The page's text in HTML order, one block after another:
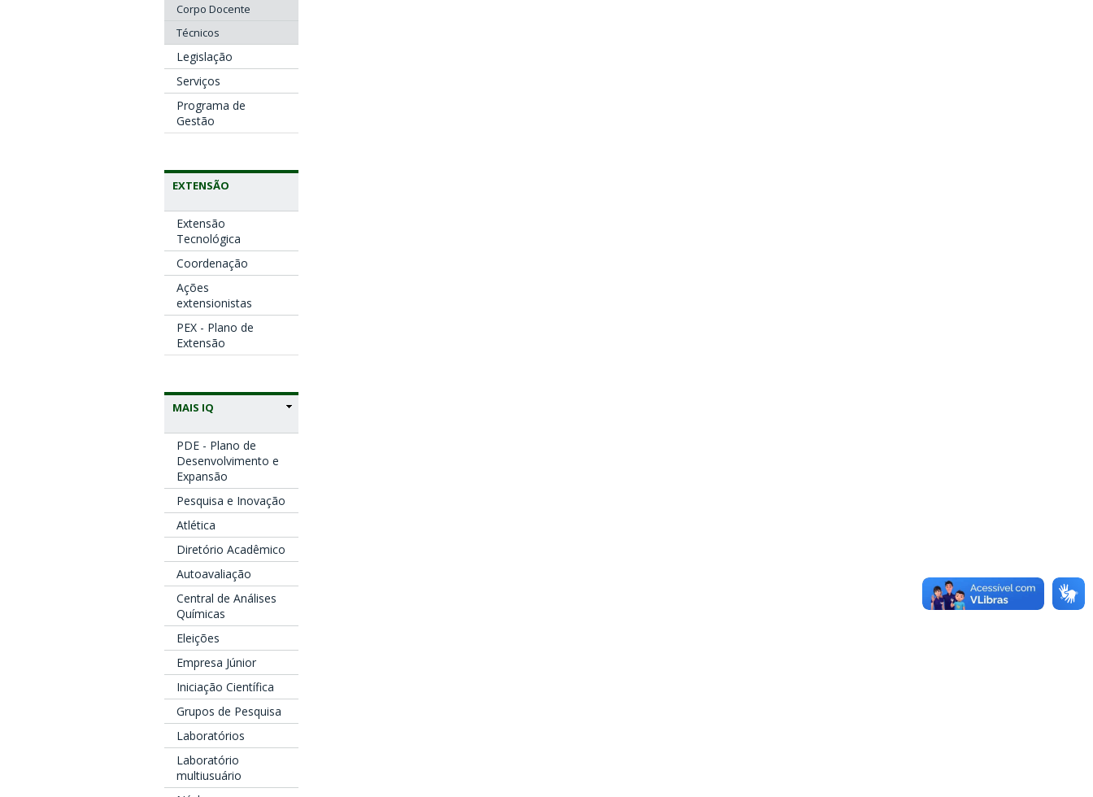
Corpo Docente
Técnicos
Legislação
Serviços
Programa de
Gestão
EXTENSÃO
Extensão
Tecnológica
Coordenação
Ações
extensionistas
PEX - Plano de
Extensão
MAIS IQ
PDE - Plano de
Desenvolvimento e
Expansão
Pesquisa e Inovação
Atlética
Diretório Acadêmico
Autoavaliação
Central de Análises
Químicas
Eleições
Empresa Júnior
Iniciação Científica
Grupos de Pesquisa
Laboratórios
Laboratório
multiusuário